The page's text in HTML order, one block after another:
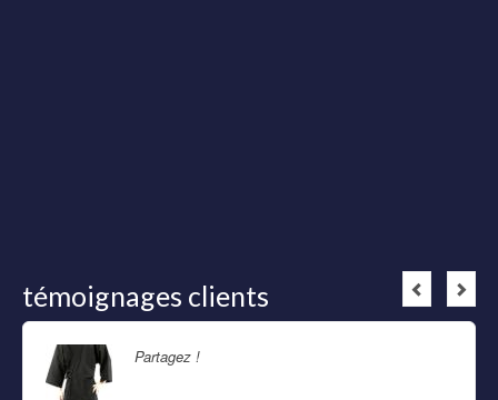
témoignages clients
Partagez !